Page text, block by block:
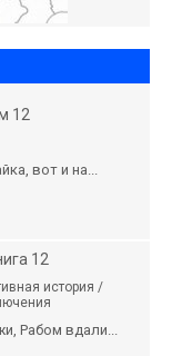
12
вот и на...
12
история /
Рабом вдали...